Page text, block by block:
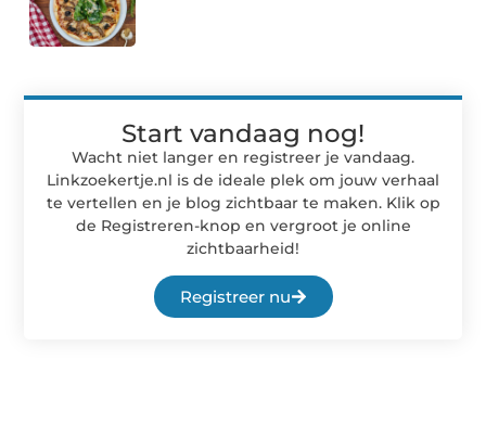
Start vandaag nog!
Wacht niet langer en registreer je vandaag.
Linkzoekertje.nl is de ideale plek om jouw verhaal
te vertellen en je blog zichtbaar te maken. Klik op
de Registreren-knop en vergroot je online
zichtbaarheid!
Registreer nu